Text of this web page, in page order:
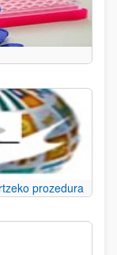
prozedura